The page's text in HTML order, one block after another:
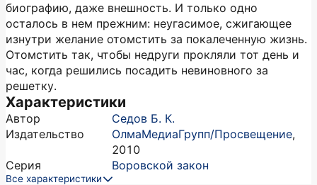
биографию, даже внешность. И только одно
осталось в нем прежним: неугасимое, сжигающее
изнутри желание отомстить за покалеченную жизнь.
Отомстить так, чтобы недруги прокляли тот день и
час, когда решились посадить невиновного за
решетку.
Характеристики
Автор
Седов Б. К.
Издательство
ОлмаМедиаГрупп/Просвещение,
2010
Серия
Воровской закон
Все характеристики